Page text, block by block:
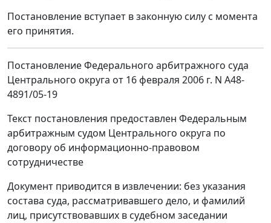
Постановление вступает в законную силу с момента
его принятия.
Постановление Федерального арбитражного суда
Центрального округа от 16 февраля 2006 г. N А48-
4891/05-19
Текст постановления предоставлен Федеральным
арбитражным судом Центрального округа по
договору об информационно-правовом
сотрудничестве
Документ приводится в извлечении: без указания
состава суда, рассматривавшего дело, и фамилий
лиц, присутствовавших в судебном заседании